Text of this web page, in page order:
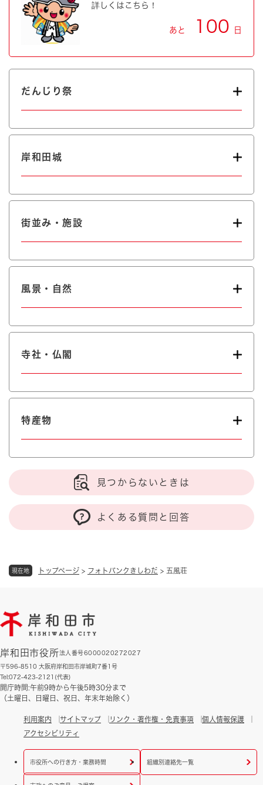
現在地 トップページ > フォトバンクきしわだ > 五風荘
詳しくはこちら！
あと 100 日
だんじり祭
岸和田城
街並み・施設
風景・自然
寺社・仏閣
特産物
見つからないときは
よくある質問と回答
岸和田市役所法人番号6000020272027
〒596-8510 大阪府岸和田市岸城町7番1号
Tel:072-423-2121(代表)
開庁時間:午前9時から午後5時30分まで
（土曜日、日曜日、祝日、年末年始除く）
利用案内 サイトマップ リンク・著作権・免責事項
個人情報保護
アクセシビリティ
市役所への行き方・業務時間 組織別連絡先一覧